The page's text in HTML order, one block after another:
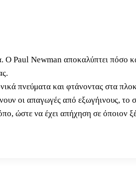
Ο Paul Newman αποκαλύπτει πόσο
πνεύματα και φτάνοντας στα
οι απαγωγές από εξωγήινους, το
ώστε να έχει απήχηση σε όποιον